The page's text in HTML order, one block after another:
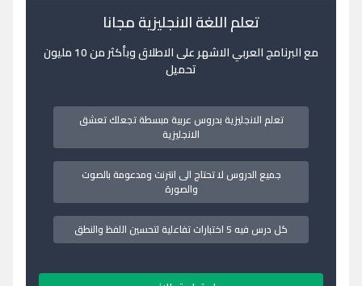
تعلم اللغة الانجليزية مجانا
مع البرنامج العربي الاشهر على الاطلاق وبأكثر من 10 مليون
تحميل
تعلم الانجليزية بدروس عربية مبسطة تجعلك تعشق
الانجليزية
جميع الدروس لا تحتاج الى انترنت ومدعومة بالصوت
والصورة
كل درس فيه 5 اختبارات تفاعلية لتحسين اللفظ والنطق